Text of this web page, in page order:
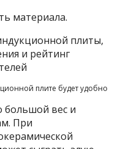
материала.
плите будет удобно
большой вес и
При